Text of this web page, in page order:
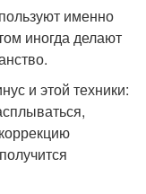
именно
иногда делают
и этой техники: